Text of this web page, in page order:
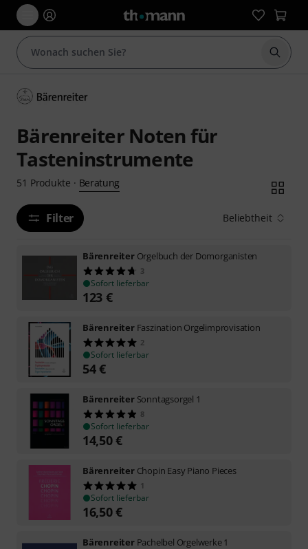
Suche
Bärenreiter Noten für
Tasteninstrumente
51 Produkte · Beratung
Filter Beliebtheit
Bärenreiter Orgelbuch der Domorganisten
3
Sofort lieferbar
123 €
Bärenreiter Faszination Orgelimprovisation
2
Sofort lieferbar
54€
Bärenreiter Sonntagsorgel 1
8
Sofort lieferbar
14,50€
Bärenreiter Chopin Easy Piano Pieces
1
Sofort lieferbar
16,50€
Bärenreiter Pachelbel Orgelwerke 1